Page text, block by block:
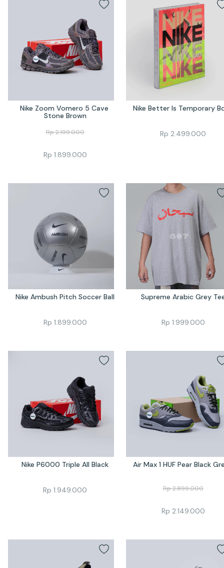
Nike Zoom Vomero 5 Cave
Stone Brown
Rp2.199.000
Rp 1.899.000
Nike Better Is Temporary
Rp 2.499.000
Nike Ambush Pitch Soccer Ball
Rp 1.899.000
Supreme Arabic Grey
Rp 1.999.000
Nike P6000 Triple All Black
Rp 1.949.000
Air Max 1 HUF Pear Black
Rp2.899.000
Rp 2.149.000